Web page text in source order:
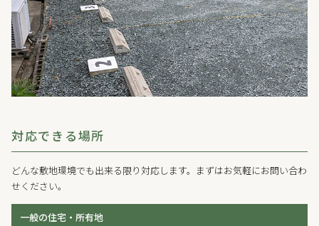
対応できる場所
どんな敷地環境でも出来る限り対応します。まずはお気軽にお問い合わ
せください。
一般の住宅・所有地